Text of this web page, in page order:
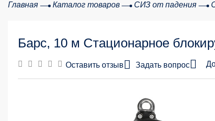
Сумма
Главная Каталог товаров СИЗ от падения
Барс, 10 м Стационарное
Оставить отзыв Задать вопрос